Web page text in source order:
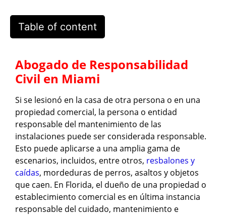
Table of content
Abogado de Responsabilidad
Civil en Miami
Si se lesionó en la casa de otra persona o en una
propiedad comercial, la persona o entidad
responsable del mantenimiento de las
instalaciones puede ser considerada responsable.
Esto puede aplicarse a una amplia gama de
escenarios, incluidos, entre otros, resbalones y
caídas, mordeduras de perros, asaltos y objetos
que caen. En Florida, el dueño de una propiedad o
establecimiento comercial es en última instancia
responsable del cuidado, mantenimiento e